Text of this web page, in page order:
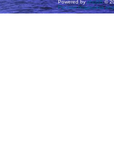
Powered byphpBB©
Русская поддержка